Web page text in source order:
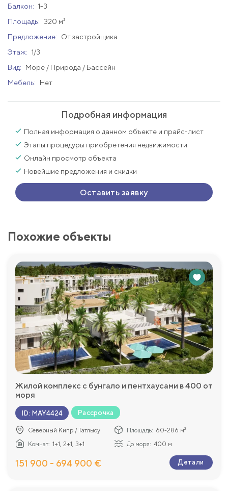
Балкон: 1-3
Площадь:
320 м²
Предложение:
От застройщика
Этаж: 1/3
Вид:
Море / Природа / Бассейн
Мебель:
Нет
Подробная информация
Полная информация о данном объекте и прайс-лист
Этапы процедуры приобретения недвижимости
Онлайн просмотр объекта
Новейшие предложения и скидки
Оставить заявку
Похожие объекты
Жилой комплекс с бунгало и пентхаусами в 400 от
моря
ID: MAY4424 Рассрочка
Северный Кипр / Татлысу Площадь: 60-286 м²
Комнат: 1+1, 2+1, 3+1 До моря: 400 м
151 900 - 694 900 € Детали